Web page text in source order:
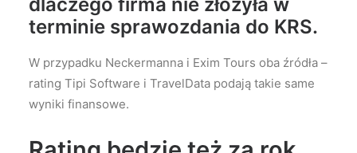
dlaczego firma nie złożyła w
terminie sprawozdania do KRS.
W przypadku Neckermanna i Exim Tours oba źródła –
rating Tipi Software i TravelData podają takie same
wyniki finansowe.